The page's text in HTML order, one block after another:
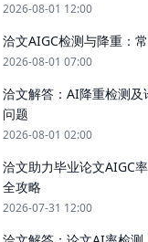
2026-08-01 12:00
洽文AIGC检测与降重：
2026-08-01 07:00
洽文解答：AI降重检测
问题
2026-08-01 02:00
洽文助力毕业论文AIGC
全攻略
2026-07-31 12:00